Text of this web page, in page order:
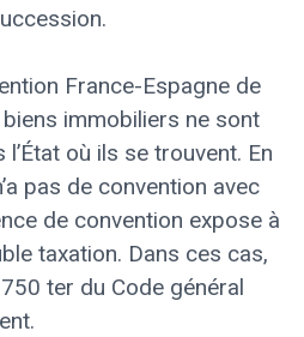
France-Espagne de
immobiliers ne sont
où ils se trouvent. En
pas de convention avec
de convention expose à
taxation. Dans ces cas,
ter du Code général